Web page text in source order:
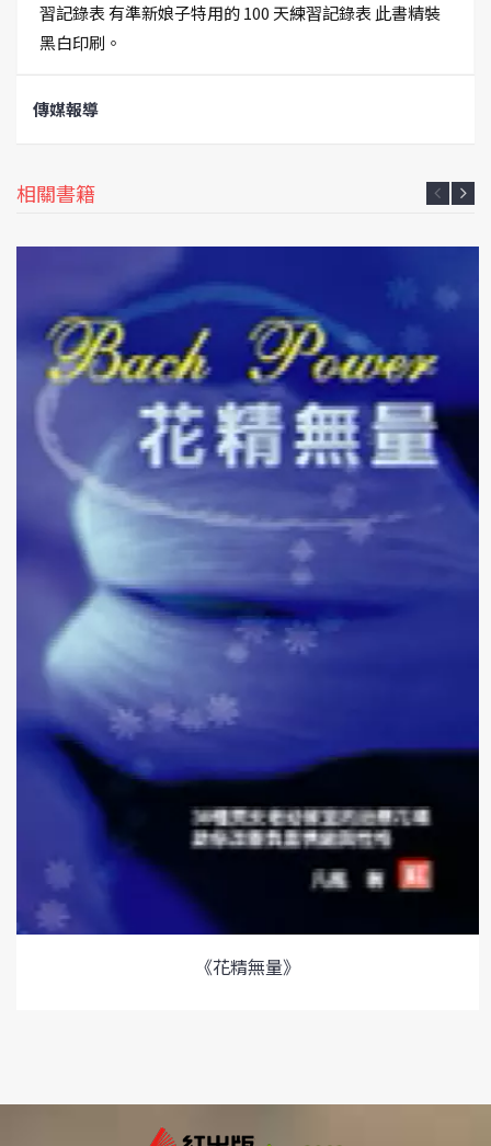
習記錄表 有準新娘子特用的 100 天練習記錄表 此書精裝
黑白印刷。
傳媒報導
相關書籍
《花精無量》